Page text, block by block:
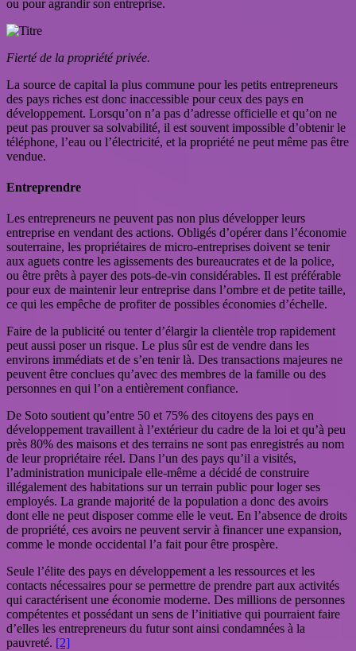
ou pour agrandir son entreprise.
Fierté de la propriété privée.
La source de capital la plus commune pour les petits entrepreneurs
des pays riches est donc inaccessible pour ceux des pays en
développement. Lorsqu’on n’a pas d’adresse officielle et qu’on ne
peut pas prouver sa solvabilité, il est souvent impossible d’obtenir le
téléphone, l’eau ou l’électricité, et la propriété ne peut même pas être
vendue.
Entreprendre
Les entrepreneurs ne peuvent pas non plus développer leurs
entreprise en vendant des actions. Obligés d’opérer dans l’économie
souterraine, les propriétaires de micro-entreprises doivent se tenir
aux aguets contre les agissements des bureaucrates et de la police,
ou être prêts à payer des pots-de-vin considérables. Il est préférable
pour eux de maintenir leur entreprise dans l’ombre et de petite taille,
ce qui les empêche de profiter de possibles économies d’échelle.
Faire de la publicité ou tenter d’élargir la clientèle trop rapidement
peut aussi poser un risque. Le plus sûr est de vendre dans les
environs immédiats et de s’en tenir là. Des transactions majeures ne
peuvent être conclues qu’avec des membres de la famille ou des
personnes en qui l’on a entièrement confiance.
De Soto soutient qu’entre 50 et 75% des citoyens des pays en
développement travaillent à l’extérieur du cadre de la loi et qu’à peu
près 80% des maisons et des terrains ne sont pas enregistrés au nom
de leur propriétaire réel. Dans l’un des pays qu’il a visités,
l’administration municipale elle-même a décidé de construire
illégalement des habitations sur un terrain public pour loger ses
employés. La grande majorité de la population a donc des avoirs
dont elle ne peut disposer comme elle le veut. En l’absence de droits
de propriété, ces avoirs ne peuvent servir à financer une expansion,
comme le monde occidental l’a fait pour être prospère.
Seule l’élite des pays en développement a les ressources et les
contacts nécessaires pour se permettre de prendre part aux activités
qui caractérisent une économie moderne. Des millions de personnes
compétentes et possédant un sens de l’initiative qui pourraient faire
d’elles les entrepreneurs du futur sont ainsi condamnées à la
pauvreté. [2]